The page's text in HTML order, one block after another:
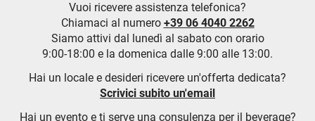
Vuoi ricevere assistenza telefonica?
Chiamaci al numero +39 06 4040 2262
Siamo attivi dal lunedì al sabato con orario
9:00-18:00 e la domenica dalle 9:00 alle 13:00.
Hai un locale e desideri ricevere un'offerta dedicata?
Scrivici subito un'email
Hai un evento e ti serve una consulenza per il beverage?